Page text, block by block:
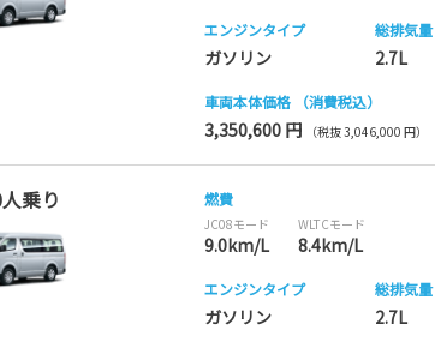
エンジンタイプ
ガソリン
総排気量
2.7L
車両本体価格 （消費税込）
3,350,600 円 （税抜 3,046,000 円）
乗り 燃費
JC08モード
9.0km/L
WLTCモード
8.4km/L
エンジンタイプ
ガソリン
総排気量
2.7L